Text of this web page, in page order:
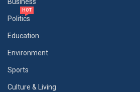
Business
Politics
HOT
Education
Environment
Sports
Culture & Living